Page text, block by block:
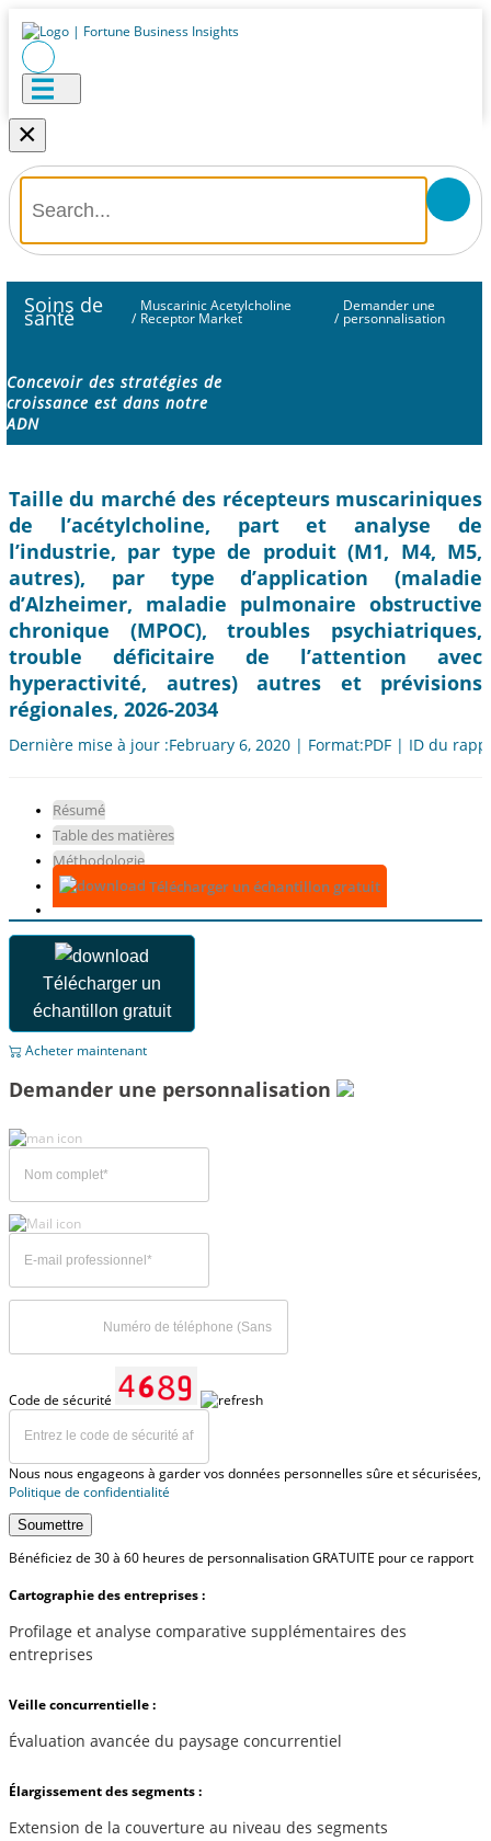
×
Soins de
santé /
Muscarinic Acetylcholine
Receptor Market /
Demander une
personnalisation
Concevoir des stratégies de
croissance est dans notre
ADN
Taille du marché des récepteurs muscariniques
de l’acétylcholine, part et analyse de
l’industrie, par type de produit (M1, M4, M5,
autres), par type d’application (maladie
d’Alzheimer, maladie pulmonaire obstructive
chronique (MPOC), troubles psychiatriques,
trouble déficitaire de l’attention avec
hyperactivité, autres) autres et prévisions
régionales, 2026-2034
Dernière mise à jour :February 6, 2020 | Format:PDF | ID du
Résumé
Table des matières
Méthodologie
Télécharger un échantillon gratuit
Télécharger un
échantillon gratuit
Acheter maintenant
Demander une personnalisation
Code de sécurité
Nous nous engageons à garder vos données personnelles sûre et sécurisées,
Politique de confidentialité
Soumettre
Bénéficiez de 30 à 60 heures de personnalisation GRATUITE pour ce rapport
Cartographie des entreprises :
Profilage et analyse comparative supplémentaires des
entreprises
Veille concurrentielle :
Évaluation avancée du paysage concurrentiel
Élargissement des segments :
Extension de la couverture au niveau des segments